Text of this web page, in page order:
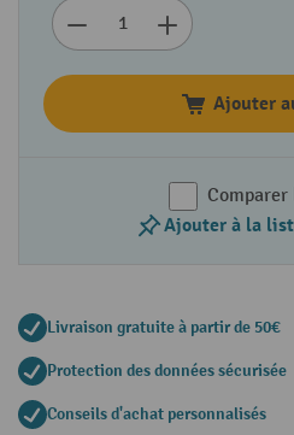
Ajouter
Ajouter à la
Livraison gratuite à partir de 50€
Protection des données sécurisée
Conseils d'achat personnalisés